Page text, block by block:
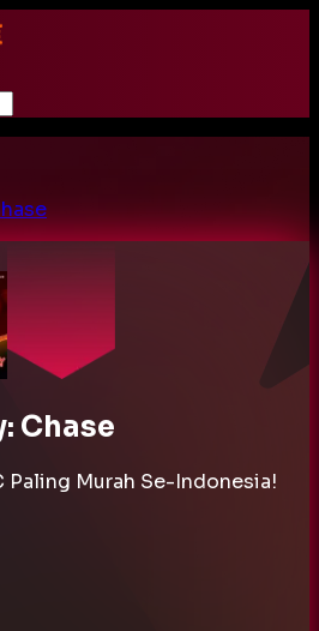
Chase
Paling Murah Se-Indonesia!